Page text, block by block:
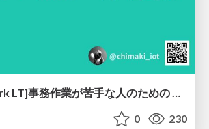
[ChatGPT Work LT]事務作業が苦手な人のための バックオフィスの「半」自動化
0 230